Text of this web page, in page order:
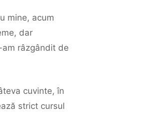
mine, acum
dar
râzgândit de
cuvinte, în
strict cursul